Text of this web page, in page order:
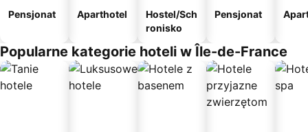
Pensjonat Aparthotel
Hostel/Sch
ronisko
Pensjonat
Popularne kategorie hoteli w Île-de-France